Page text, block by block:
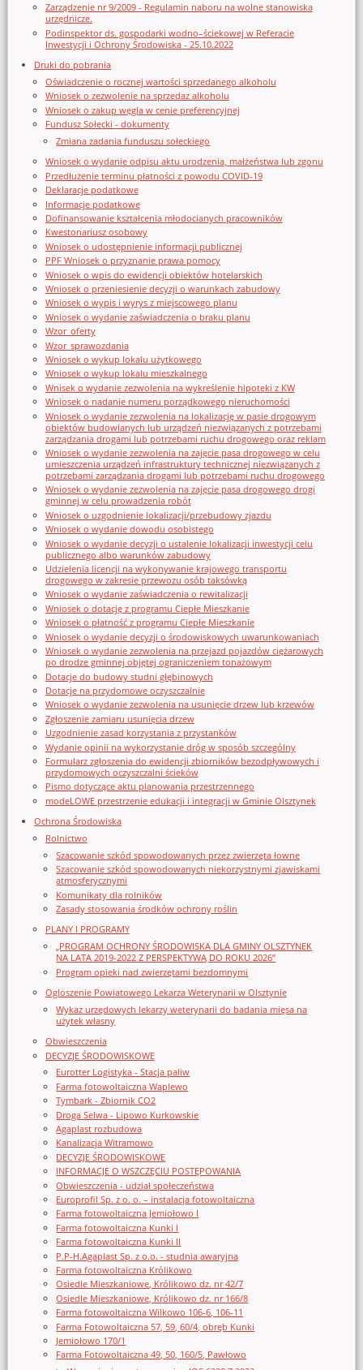
Zarządzenie nr 9/2009 - Regulamin naboru na wolne stanowiska
urzędnicze.
Podinspektor ds. gospodarki wodno–ściekowej w Referacie
Inwestycji i Ochrony Środowiska - 25.10.2022
Druki do pobrania
Oświadczenie o rocznej wartości sprzedanego alkoholu
Wniosek o zezwolenie na sprzedaz alkoholu
Wniosek o zakup węgla w cenie preferencyjnej
Fundusz Sołecki - dokumenty
Zmiana zadania funduszu sołeckiego
Wniosek o wydanie odpisu aktu urodzenia, małżeństwa lub zgonu
Przedłużenie terminu płatności z powodu COVID-19
Deklaracje podatkowe
Informacje podatkowe
Dofinansowanie kształcenia młodocianych pracowników
Kwestonariusz osobowy
Wniosek o udostępnienie informacji publicznej
PPF Wniosek o przyznanie prawa pomocy
Wniosek o wpis do ewidencji obiektów hotelarskich
Wniosek o przeniesienie decyzji o warunkach zabudowy
Wniosek o wypis i wyrys z miejscowego planu
Wniosek o wydanie zaświadczenia o braku planu
Wzor_oferty
Wzor_sprawozdania
Wniosek o wykup lokalu użytkowego
Wniosek o wykup lokalu mieszkalnego
Wnisek o wydanie zezwolenia na wykreślenie hipoteki z KW
Wniosek o nadanie numeru porządkowego nieruchomości
Wniosek o wydanie zezwolenia na lokalizację w pasie drogowym
obiektów budowlanych lub urządzeń niezwiązanych z potrzebami
zarządzania drogami lub potrzebami ruchu drogowego oraz reklam
Wniosek o wydanie zezwolenia na zajęcie pasa drogowego w celu
umieszczenia urządzeń infrastruktury technicznej niezwiązanych z
potrzebami zarządzania drogami lub potrzebami ruchu drogowego
Wniosek o wydanie zezwolenia na zajęcie pasa drogowego drogi
gminnej w celu prowadzenia robót
Wniosek o uzgodnienie lokalizacji/przebudowy zjazdu
Wniosek o wydanie dowodu osobistego
Wniosek o wydanie decyzji o ustalenie lokalizacji inwestycji celu
publicznego albo warunków zabudowy
Udzielenia licencji na wykonywanie krajowego transportu
drogowego w zakresie przewozu osób taksówką
Wniosek o wydanie zaświadczenia o rewitalizacji
Wniosek o dotację z programu Ciepłe Mieszkanie
Wniosek o płatność z programu Ciepłe Mieszkanie
Wniosek o wydanie decyzji o środowiskowych uwarunkowaniach
Wniosek o wydanie zezwolenia na przejazd pojazdów ciężarowych
po drodze gminnej objętej ograniczeniem tonażowym
Dotacje do budowy studni głębinowych
Dotacje na przydomowe oczyszczalnie
Wniosek o wydanie zezwolenia na usunięcie drzew lub krzewów
Zgłoszenie zamiaru usunięcia drzew
Uzgodnienie zasad korzystania z przystanków
Wydanie opinii na wykorzystanie dróg w sposób szczególny
Formularz zgłoszenia do ewidencji zbiorników bezodpływowych i
przydomowych oczyszczalni ścieków
Pismo dotyczące aktu planowania przestrzennego
modeLOWE przestrzenie edukacji i integracji w Gminie Olsztynek
Ochrona Środowiska
Rolnictwo
Szacowanie szkód spowodowanych przez zwierzęta łowne
Szacowanie szkód spowodowanych niekorzystnymi zjawiskami
atmosferycznymi
Komunikaty dla rolników
Zasady stosowania środków ochrony roślin
PLANY I PROGRAMY
„PROGRAM OCHRONY ŚRODOWISKA DLA GMINY OLSZTYNEK
NA LATA 2019-2022 Z PERSPEKTYWĄ DO ROKU 2026”
Program opieki nad zwierzętami bezdomnymi
Ogloszenie Powiatowego Lekarza Weterynarii w Olsztynie
Wykaz urzędowych lekarzy weterynarii do badania mięsa na
użytek własny
Obwieszczenia
DECYZJE ŚRODOWISKOWE
Eurotter Logistyka - Stacja paliw
Farma fotowoltaiczna Waplewo
Tymbark - Zbiornik CO2
Droga Selwa - Lipowo Kurkowskie
Agaplast rozbudowa
Kanalizacja Witramowo
DECYZJE ŚRODOWISKOWE
INFORMACJE O WSZCZĘCIU POSTĘPOWANIA
Obwieszczenia - udział społeczeństwa
Europrofil Sp. z o. o. – instalacja fotowoltaiczna
Farma fotowoltaiczna Jemiołowo I
Farma fotowoltaiczna Kunki I
Farma fotowoltaiczna Kunki II
P.P-H.Agaplast Sp. z o.o. - studnia awaryjna
Farma fotowoltaiczna Królikowo
Osiedle Mieszkaniowe, Królikowo dz. nr 42/7
Osiedle Mieszkaniowe, Królikowo dz. nr 166/8
Farma fotowoltaiczna Wilkowo 106-6, 106-11
Farma Fotowoltaiczna 57, 59, 60/4, obręb Kunki
Jemiołowo 170/1
Farma Fotowoltaiczna 49, 50, 160/5, Pawłowo